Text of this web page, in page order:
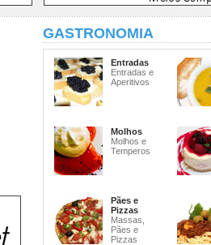
GASTRONOMIA
Entradas
Entradas e
Aperitivos
Molhos
Molhos e
Temperos
Pães e
Pizzas
Massas,
Pães e
Pizzas